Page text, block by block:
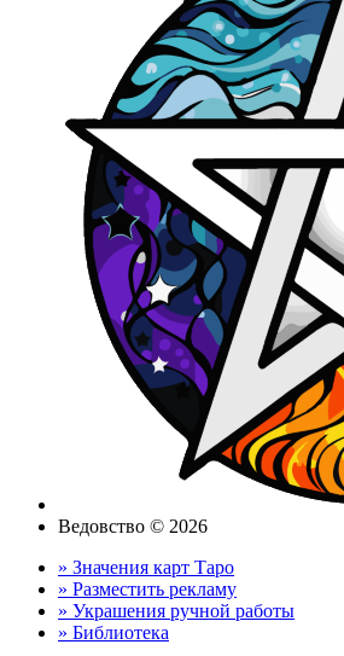
Ведовство © 2026
» Значения карт Таро
» Разместить рекламу
» Украшения ручной работы
» Библиотека